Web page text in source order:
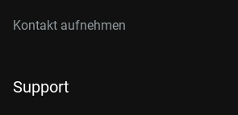
Kontakt aufnehmen
Support